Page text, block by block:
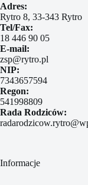
Adres:
Rytro 8, 33-343 Rytro
Tel/Fax:
18 446 90 05
E-mail:
zsp@rytro.pl
NIP:
7343657594
Regon:
541998809
Rada Rodziców:
Informacje